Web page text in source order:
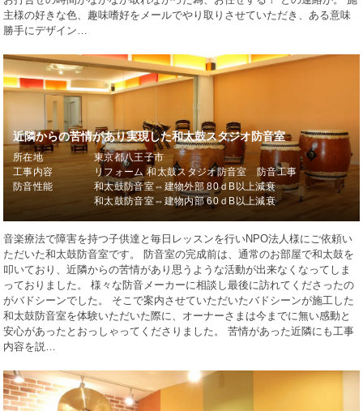
主様の好きな色、趣味嗜好をメールでやり取りさせていただき、ある意味
勝手にデザイン…
近隣からの苦情があり実現した和太鼓スタジオ防音室
所在地
東京都八王子市
工事内容
リフォーム 和太鼓スタジオ防音室 防音工事
防音性能
和太鼓防音室⇔建物外部 80ｄB以上減衰
和太鼓防音室⇔建物内部 60ｄB以上減衰
音楽療法で障害を持つ子供達と毎日レッスンを行いNPO法人様にご依頼い
ただいた和太鼓防音室です。 防音室の完成前は、通常のお部屋で和太鼓を
叩いており、近隣からの苦情があり思うような活動が出来なくなってしま
っておりました。 様々な防音メーカーに相談し最後に訪れてくださったの
がバドシーンでした。 そこで案内させていただいたバドシーンが施工した
和太鼓防音室を体験いただいた際に、オーナーさまは今までに無い感動と
安心があったとおっしゃってくださりました。 苦情があった近隣にも工事
内容を説…